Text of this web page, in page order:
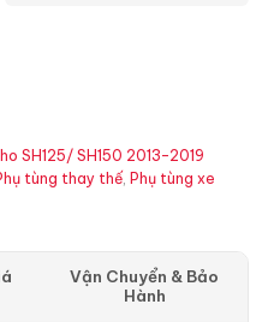
SH125/ SH150 2013-2019
tùng thay thế, Phụ tùng xe
Vận Chuyển & Bảo
Hành